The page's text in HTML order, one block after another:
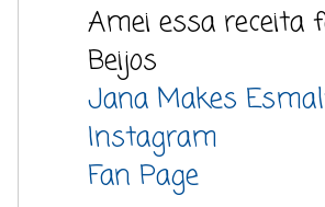
Amei essa receita
Beijos
Jana Makes
Instagram
Fan Page